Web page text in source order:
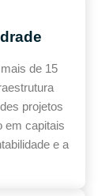
de 15
projetos
em capitais
e a